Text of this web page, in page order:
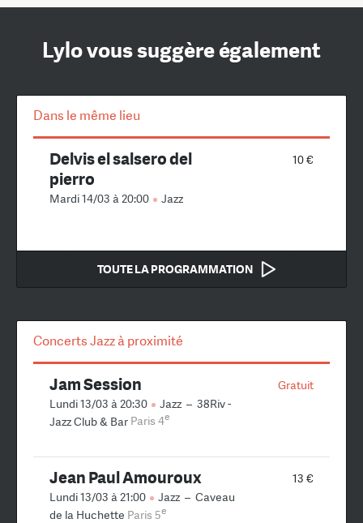
Lylo vous suggère également
Dans le même lieu
10 €
Delvis el salsero del
pierro
Mardi 14/03 à 20:00 Jazz
TOUTE LA PROGRAMMATION
Concerts Jazz à proximité
Gratuit
Jam Session
Lundi 13/03 à 20:30 Jazz – 38Riv -
Jazz Club & Bar Paris 4e
13 €
Jean Paul Amouroux
Lundi 13/03 à 21:00 Jazz – Caveau
de la Huchette Paris 5e